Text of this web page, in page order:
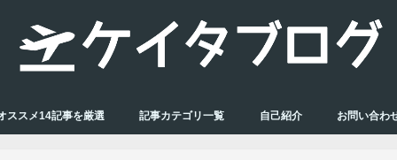
ススメ14記事を厳選 記事カテゴリ一覧 自己紹介 お問い合わ